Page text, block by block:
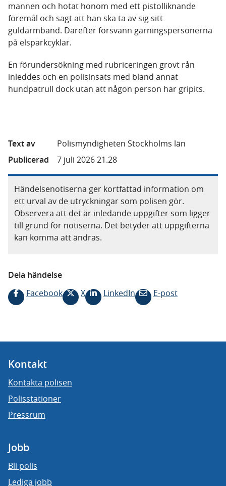
mannen och hotat honom med ett pistolliknande
föremål och sagt att han ska ta av sig sitt
guldarmband. Därefter försvann gärningspersonerna
på elsparkcyklar.
En förundersökning med rubriceringen grovt rån
inleddes och en polisinsats med bland annat
hundpatrull dock utan att någon person har gripits.
Text av
Polismyndigheten Stockholms län
Publicerad
7 juli 2026 21.28
Händelsenotiserna ger kortfattad information om
ett urval av de utryckningar som polisen gör.
Observera att det är inledande uppgifter som ligger
till grund för notiserna. Det betyder att uppgifterna
kan komma att ändras.
Dela händelse
Facebook
X LinkedIn E-post
Kontakt
Kontakta polisen
Polisstationer
Pressrum
Jobb
Bli polis
Lediga jobb